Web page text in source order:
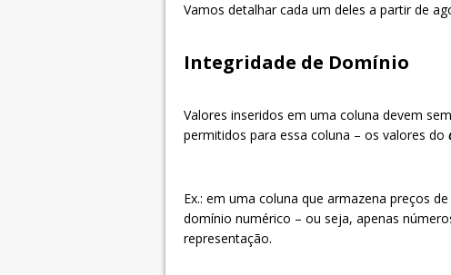
Vamos detalhar cada um deles a partir de
Integridade de Domínio
Valores inseridos em uma coluna devem
permitidos para essa coluna – os valores do
Ex.: em uma coluna que armazena preços
domínio numérico – ou seja, apenas
representação.